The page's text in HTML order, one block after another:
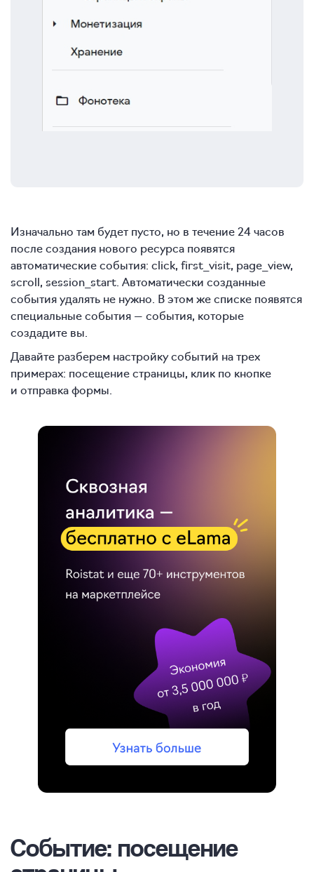
Изначально там будет пусто, но в течение 24 часов
после создания нового ресурса появятся
автоматические события: click, first_visit, page_view,
scroll, session_start. Автоматически созданные
события удалять не нужно. В этом же списке появятся
специальные события — события, которые
создадите вы.
Давайте разберем настройку событий на трех
примерах: посещение страницы, клик по кнопке
и отправка формы.
Событие: посещение